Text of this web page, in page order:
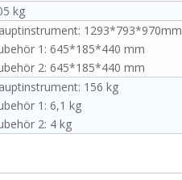
kg
1293*793*970mm
1: 645*185*440 mm
2: 645*185*440 mm
156 kg
1: 6,1 kg
2: 4 kg